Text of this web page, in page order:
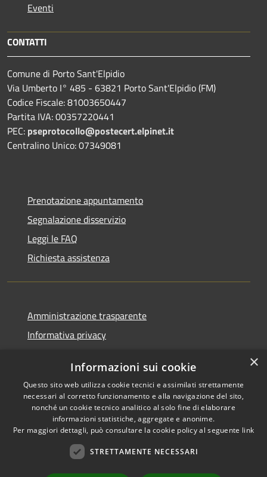
Eventi
CONTATTI
Comune di Porto Sant'Elpidio
Via Umberto I° 485 - 63821 Porto Sant'Elpidio (FM)
Codice Fiscale: 81003650447
Partita IVA: 00357220441
PEC: pseprotocollo@postecert.elpinet.it
Centralino Unico: 07349081
Prenotazione appuntamento
Segnalazione disservizio
Leggi le FAQ
Richiesta assistenza
Amministrazione trasparente
Informativa privacy
Dichiarazione di accessibilità
Piano di miglioramento
Copyright © 2026 • Città di
×
Informazioni sui cookie
Questo sito web utilizza cookie tecnici e assimilati strettamente
necessari al corretto funzionamento e alla navigazione del sito,
nonché un cookie tecnico analitico al solo fine di elaborare
informazioni statistiche, aggregate e anonime.
Per maggiori dettagli, può consultare la cookie policy al seguente link
STRETTAMENTE NECESSARI